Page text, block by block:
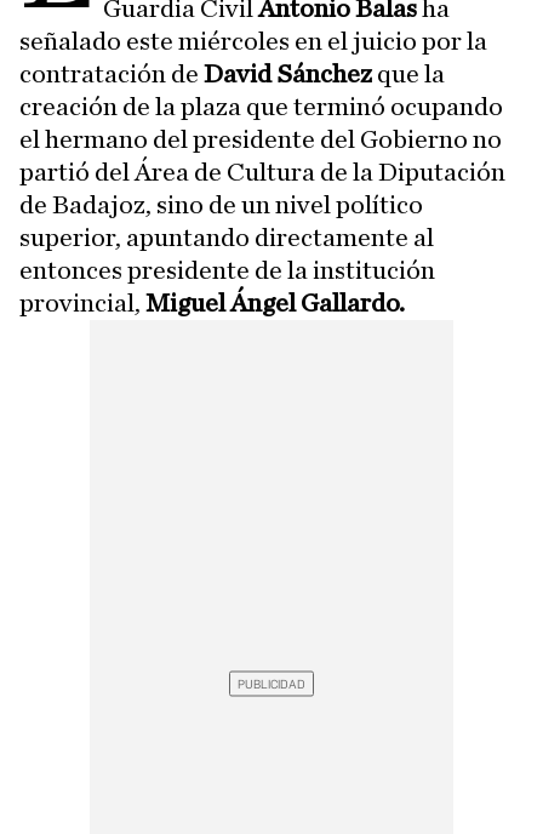
Guardia CivilAntonio Balasha
señalado este miércoles en el juicio por la
contratación de David Sánchezque la
creación de la plaza que terminó ocupando
el hermano del presidente del Gobierno no
partió del Área de Cultura de la Diputación
de Badajoz, sino de un nivel político
superior, apuntando directamente al
entonces presidente de la institución
provincial, Miguel Ángel Gallardo.